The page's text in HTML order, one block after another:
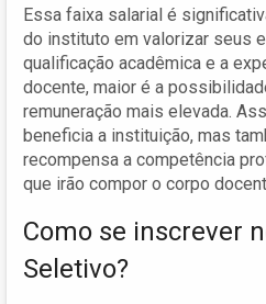
Essa faixa salarial é
do instituto em valorizar seus
qualificação acadêmica e a
docente, maior é a
remuneração mais elevada.
beneficia a instituição, mas
recompensa a competência
que irão compor o corpo
Como se inscrever
Seletivo?